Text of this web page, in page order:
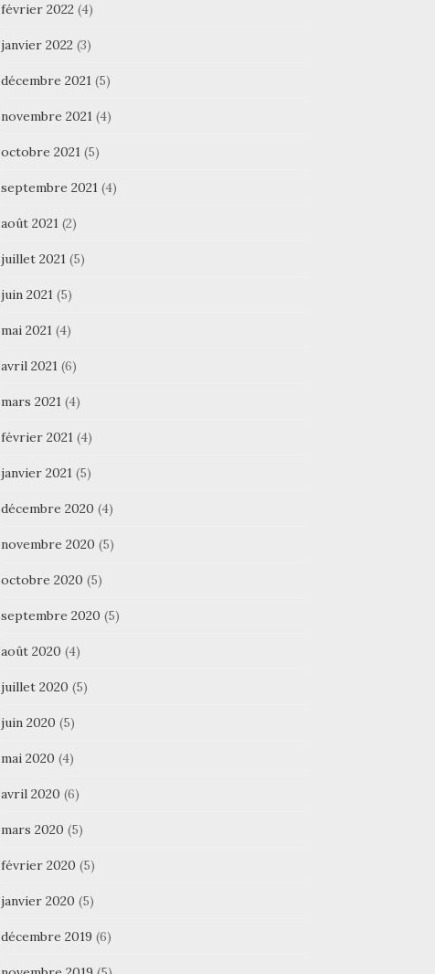
février 2022 (4)
janvier 2022 (3)
décembre 2021(5)
novembre 2021(4)
octobre 2021(5)
septembre 2021(4)
août 2021(2)
juillet 2021(5)
juin 2021(5)
mai 2021(4)
avril 2021(6)
mars 2021(4)
février 2021(4)
janvier 2021(5)
décembre 2020 (4)
novembre 2020 (5)
octobre 2020 (5)
septembre 2020 (5)
août 2020 (4)
juillet 2020 (5)
juin 2020 (5)
mai 2020 (4)
avril 2020 (6)
mars 2020 (5)
février 2020 (5)
janvier 2020 (5)
décembre 2019 (6)